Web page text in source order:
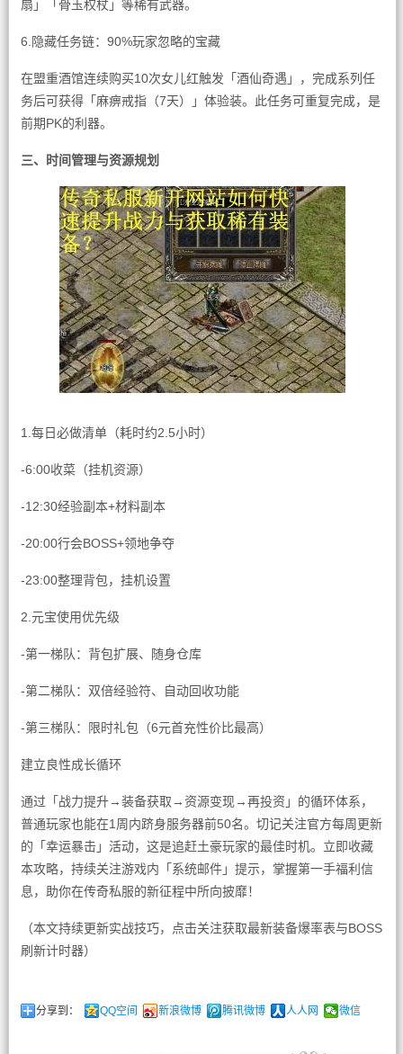
扇」「骨玉权杖」等稀有武器。
6.隐藏任务链：90%玩家忽略的宝藏
在盟重酒馆连续购买10次女儿红触发「酒仙奇遇」，完成系列任
务后可获得「麻痹戒指（7天）」体验装。此任务可重复完成，是
前期PK的利器。
三、时间管理与资源规划
1.每日必做清单（耗时约2.5小时）
-6:00收菜（挂机资源）
-12:30经验副本+材料副本
-20:00行会BOSS+领地争夺
-23:00整理背包，挂机设置
2.元宝使用优先级
-第一梯队：背包扩展、随身仓库
-第二梯队：双倍经验符、自动回收功能
-第三梯队：限时礼包（6元首充性价比最高）
建立良性成长循环
通过「战力提升→装备获取→资源变现→再投资」的循环体系，
普通玩家也能在1周内跻身服务器前50名。切记关注官方每周更新
的「幸运暴击」活动，这是追赶土豪玩家的最佳时机。立即收藏
本攻略，持续关注游戏内「系统邮件」提示，掌握第一手福利信
息，助你在传奇私服的新征程中所向披靡！
（本文持续更新实战技巧，点击关注获取最新装备爆率表与BOSS
刷新计时器）
分享到： QQ空间 新浪微博 腾讯微博 人人网 微信